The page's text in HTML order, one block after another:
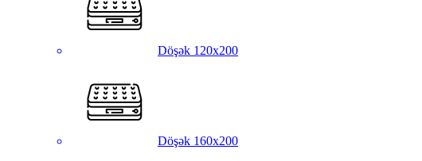
Döşək 120x200
Döşək 160x200